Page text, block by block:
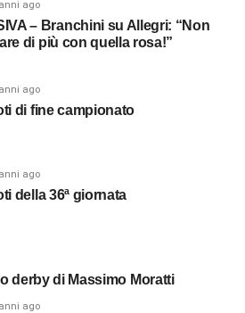
ago
– Branchini su Allegri: “Non
di più con quella rosa!”
ago
di fine campionato
ago
della 36ª giornata
derby di Massimo Moratti
ago